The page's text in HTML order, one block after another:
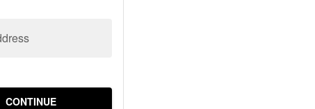
CONTINUE